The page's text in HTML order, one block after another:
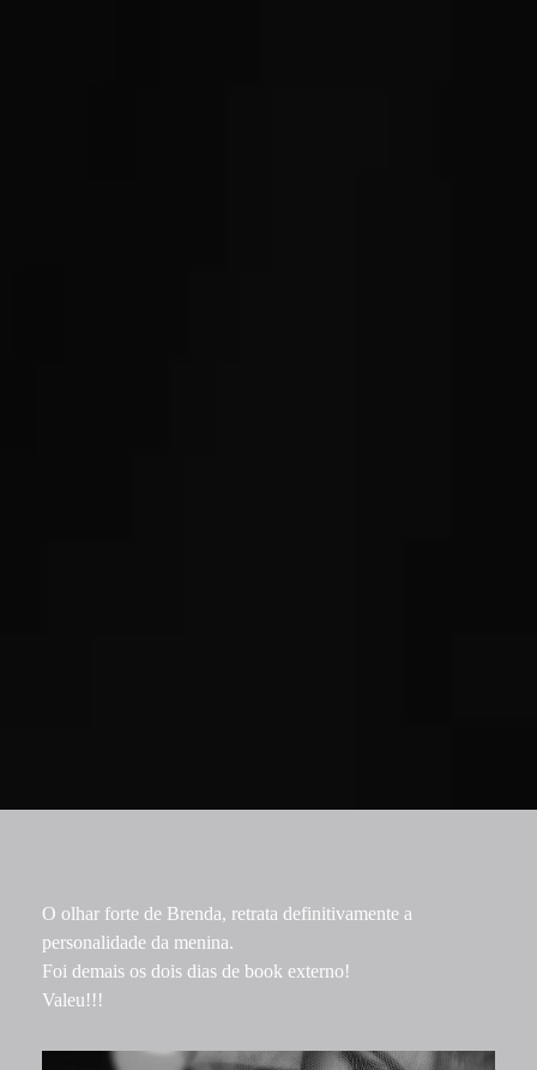
O olhar forte de Brenda, retrata definitivamente a
personalidade da menina.
Foi demais os dois dias de book externo!
Valeu!!!